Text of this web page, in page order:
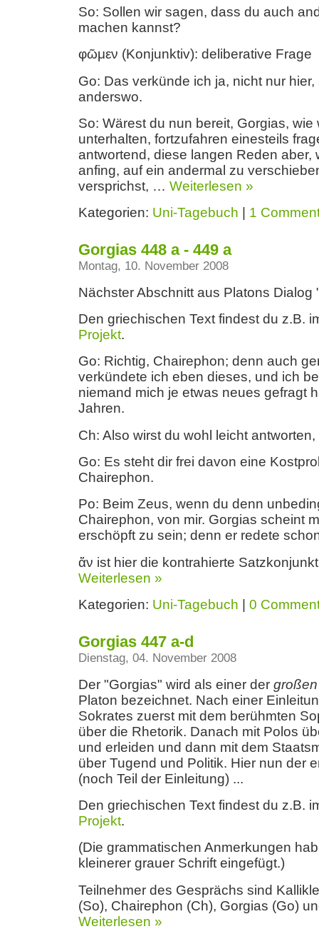
So: Sollen wir sagen, dass du auch
machen kannst?
φῶμεν (Konjunktiv): deliberative Frage
Go: Das verkünde ich ja, nicht nur
anderswo.
So: Wärest du nun bereit, Gorgias, wie
unterhalten, fortzufahren einesteils
antwortend, diese langen Reden aber,
anfing, auf ein andermal zu
versprichst, … Weiterlesen »
Kategorien: Uni-Tagebuch 1
Gorgias 448 a - 449 a
Montag, 10. November 2008
Nächster Abschnitt aus Platons Dialog
Den griechischen Text findest du z.B.
Projekt.
Go: Richtig, Chairephon; denn auch
verkündete ich eben dieses, und ich
niemand mich je etwas neues gefragt
Jahren.
Ch: Also wirst du wohl leicht
Go: Es steht dir frei davon eine
Chairephon.
Po: Beim Zeus, wenn du denn
Chairephon, von mir. Gorgias scheint
erschöpft zu sein; denn er redete
ἄν ist hier die kontrahierte
Weiterlesen »
Kategorien: Uni-Tagebuch 0
Gorgias 447 a-d
Dienstag, 04. November 2008
Der "Gorgias" wird als einer der
Platon bezeichnet. Nach einer
Sokrates zuerst mit dem berühmten
über die Rhetorik. Danach mit Polos
und erleiden und dann mit dem
über Tugend und Politik. Hier nun der
(noch Teil der Einleitung) ...
Den griechischen Text findest du z.B.
Projekt.
(Die grammatischen Anmerkungen
kleinerer grauer Schrift eingefügt.)
Teilnehmer des Gesprächs sind
(So), Chairephon (Ch), Gorgias (Go)
Weiterlesen »